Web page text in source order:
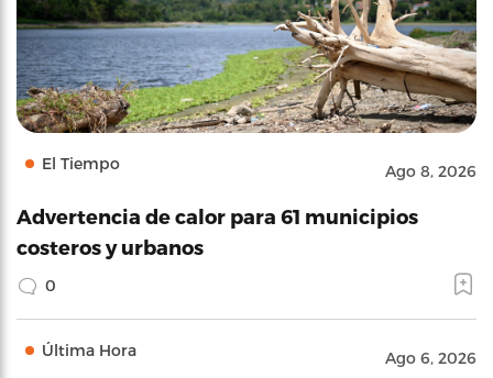
El Tiempo Ago 8, 2026
Advertencia de calor para 61 municipios
costeros y urbanos
0
Última Hora Ago 6, 2026